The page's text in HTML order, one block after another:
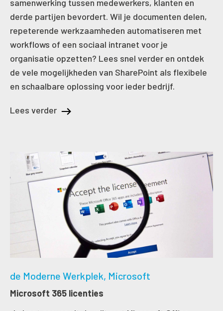
samenwerking tussen medewerkers, klanten en
derde partijen bevordert. Wil je documenten delen,
repeterende werkzaamheden automatiseren met
workflows of een sociaal intranet voor je
organisatie opzetten? Lees snel verder en ontdek
de vele mogelijkheden van SharePoint als flexibele
en schaalbare oplossing voor ieder bedrijf.
Lees verder
de Moderne Werkplek Microsoft
Microsoft 365 licenties